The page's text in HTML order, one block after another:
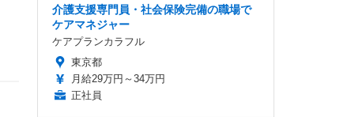
介護支援専門員・社会保険完備の職場で
ケアマネジャー
ケアプランカラフル
東京都
月給29万円～34万円
正社員